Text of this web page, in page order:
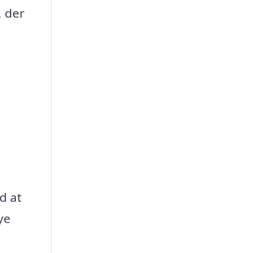
der
at